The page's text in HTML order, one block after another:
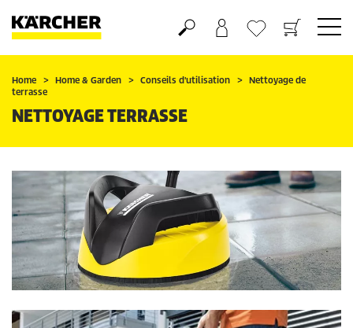
Panier
Mes Favoris
Home Home & Garden Conseils d'utilisation
Nettoyage de
terrasse
NETTOYAGE TERRASSE